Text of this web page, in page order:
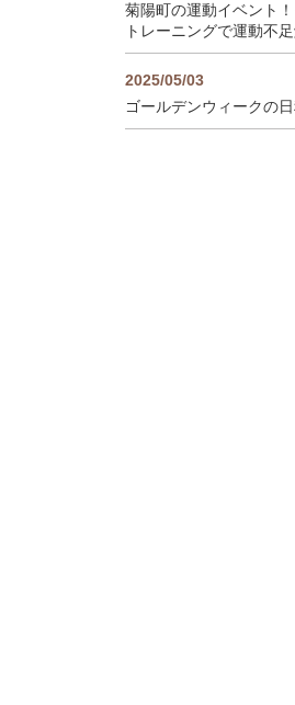
菊陽町の運動イベント
トレーニングで運動不足
2025/05/03
ゴールデンウィークの